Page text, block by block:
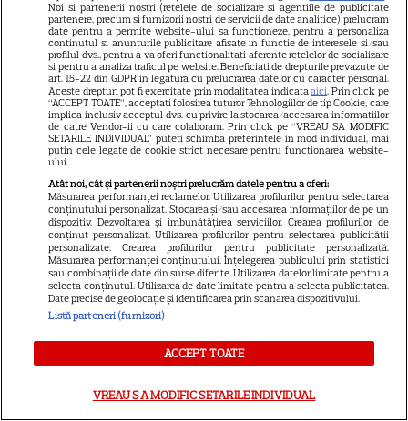
3
Marvel are un nou Black
Panther. David Jonsson preia
moștenirea lui Chadwick
Boseman
7
VEDETE STRĂINE
Rider din Universul Marvel.
Anunțul făcut la Comic-Con i-
a entuziasmat pe fani
DISNEY PLUS
„Diavolul se îmbracă de la
Prada 2” s-a lansat pe Disney+.
Meryl Streep și Anne
Runway
Noi si partenerii nostri (retelele de socializare si agentiile de publicitate
partenere, precum si furnizorii nostri de servicii de date analitice) prelucram
date pentru a permite website-ului sa functioneze, pentru a personaliza
continutul si anunturile publicitare afisate in functie de interesele si/sau
profilul dvs., pentru a va oferi functionalitati aferente retelelor de socializare
si pentru a analiza traficul pe website. Beneficiati de drepturile prevazute de
art. 15-22 din GDPR in legatura cu prelucrarea datelor cu caracter personal.
Aceste drepturi pot fi exercitate prin modalitatea indicataaici. Prin click pe
“ACCEPT TOATE”, acceptati folosirea tuturor Tehnologiilor de tip Cookie, care
implica inclusiv acceptul dvs. cu privire la stocarea/accesarea informatiilor
de catre Vendor-ii cu care colaboram. Prin click pe “VREAU SA MODIFIC
SETARILE INDIVIDUAL” puteti schimba preferintele in mod individual, mai
putin cele legate de cookie strict necesare pentru functionarea website-
ului.
Atât noi, cât și partenerii noștri prelucrăm datele pentru a oferi:
Măsurarea performanței reclamelor. Utilizarea profilurilor pentru selectarea
conținutului personalizat. Stocarea și/sau accesarea informațiilor de pe un
dispozitiv. Dezvoltarea și îmbunătățirea serviciilor. Crearea profilurilor de
conținut personalizat. Utilizarea profilurilor pentru selectarea publicității
personalizate. Crearea profilurilor pentru publicitate personalizată.
Măsurarea performanței conținutului. Înțelegerea publicului prin statistici
sau combinații de date din surse diferite. Utilizarea datelor limitate pentru a
selecta conținutul. Utilizarea de date limitate pentru a selecta publicitatea.
Date precise de geolocație și identificarea prin scanarea dispozitivului.
Listă parteneri (furnizori)
ACCEPT TOATE
VREAU SA MODIFIC SETARILE INDIVIDUAL